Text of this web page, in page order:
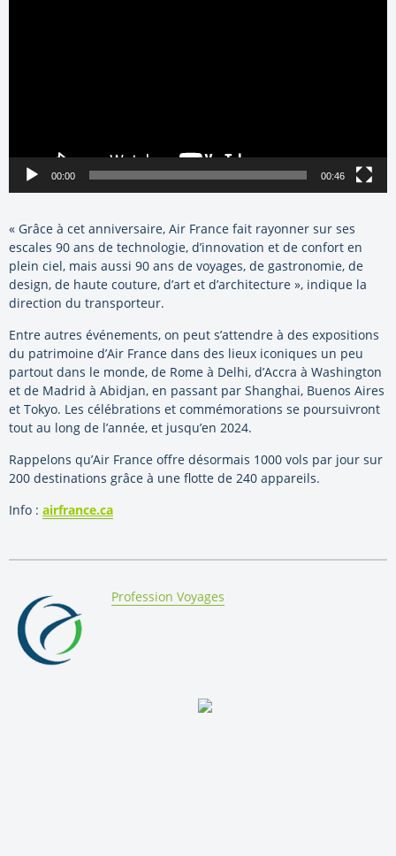
00:00 00:46
« Grâce à cet anniversaire, Air France fait rayonner sur ses
escales 90 ans de technologie, d’innovation et de confort en
plein ciel, mais aussi 90 ans de voyages, de gastronomie, de
design, de haute couture, d’art et d’architecture », indique la
direction du transporteur.
Entre autres événements, on peut s’attendre à des expositions
du patrimoine d’Air France dans des lieux iconiques un peu
partout dans le monde, de Rome à Delhi, d’Accra à Washington
et de Madrid à Abidjan, en passant par Shanghai, Buenos Aires
et Tokyo. Les célébrations et commémorations se poursuivront
tout au long de l’année, et jusqu’en 2024.
Rappelons qu’Air France offre désormais 1000 vols par jour sur
200 destinations grâce à une flotte de 240 appareils.
Info : airfrance.ca
By:
Profession Voyages